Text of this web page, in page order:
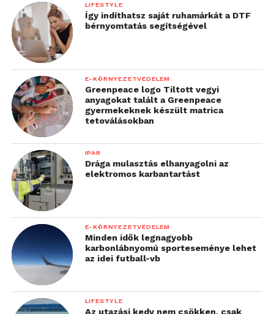
LIFESTYLE
Így indíthatsz saját ruhamárkát a DTF
bérnyomtatás segítségével
E-KÖRNYEZETVÉDELEM
Greenpeace logo Tiltott vegyi
anyagokat talált a Greenpeace
gyermekeknek készült matrica
tetoválásokban
IPAR
Drága mulasztás elhanyagolni az
elektromos karbantartást
E-KÖRNYEZETVÉDELEM
Minden idők legnagyobb
karbonlábnyomú sporteseménye lehet
az idei futball-vb
LIFESTYLE
Az utazási kedv nem csökken, csak